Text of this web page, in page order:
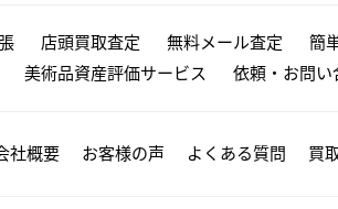
店頭買取査定 無料メール査定 簡
美術品資産評価サービス 依頼・お問い
社概要 お客様の声 よくある質問 買